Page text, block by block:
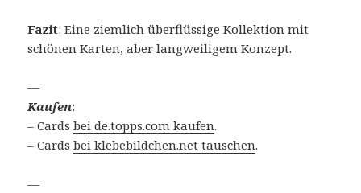
Fazit: Eine ziemlich überflüssige Kollektion mit
schönen Karten, aber langweiligem Konzept.
—
Kaufen:
– Cardsbei de.topps.com kaufen.
– Cardsbei klebebildchen.net tauschen.
—